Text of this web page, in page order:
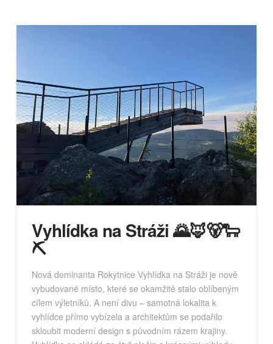
Vyhlídka na Stráži 🌄🦊🐻🐑
⛏️
Nová dominanta Rokytnice Vyhlídka na Stráži je nově
vybudované místo, které se okamžitě stalo oblíbeným
cílem výletníků. A není divu – samotná lokalita k
vyhlídce přímo vybízela a architektům se podařilo
skloubit moderní design s původním rázem krajiny.